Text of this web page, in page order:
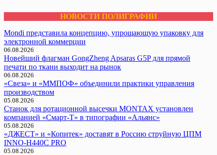
НОВОСТИ ПОЛИГРАФИИ
Mondi представила концепцию, упрощающую упаковку для
электронной коммерции
06.08.2026
Новейший флагман GongZheng Apsaras G5P для прямой
печати по ткани выходит на рынок
06.08.2026
«Свеза» и «ММПОФ» объединили практики управления
производством
05.08.2026
Cтанок для ротационной высечки MONTAX установлен
компанией «Смарт-Т» в типографии «Альянс»
05.08.2026
«ДЖЕСТ» и «Копитек» доставят в Россию струйную ЦПМ
INNO-H440C PRO
05.08.2026